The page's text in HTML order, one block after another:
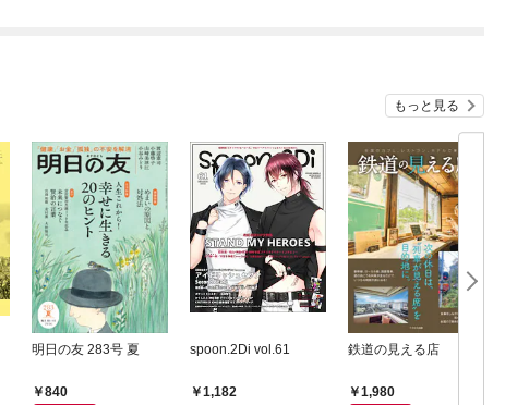
もっと見る
明日の友 283号 夏
840
spoon.2Di vol.61
1,182
鉄道の見える店
1,980